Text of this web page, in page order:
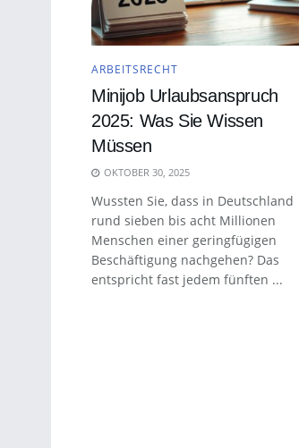
ARBEITSRECHT
Minijob Urlaubsanspruch
2025: Was Sie Wissen
Müssen
OKTOBER 30, 2025
Wussten Sie, dass in Deutschland
rund sieben bis acht Millionen
Menschen einer geringfügigen
Beschäftigung nachgehen? Das
entspricht fast jedem fünften ...